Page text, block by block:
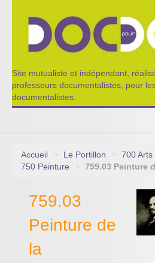
Site mutualiste et indépendant,
professeurs documentalistes, pour
documentalistes.
Le Portillon
Accueil > Le Portillon > 700
750 Peinture
> 759.03 Peinture
759.03
Peinture de
la